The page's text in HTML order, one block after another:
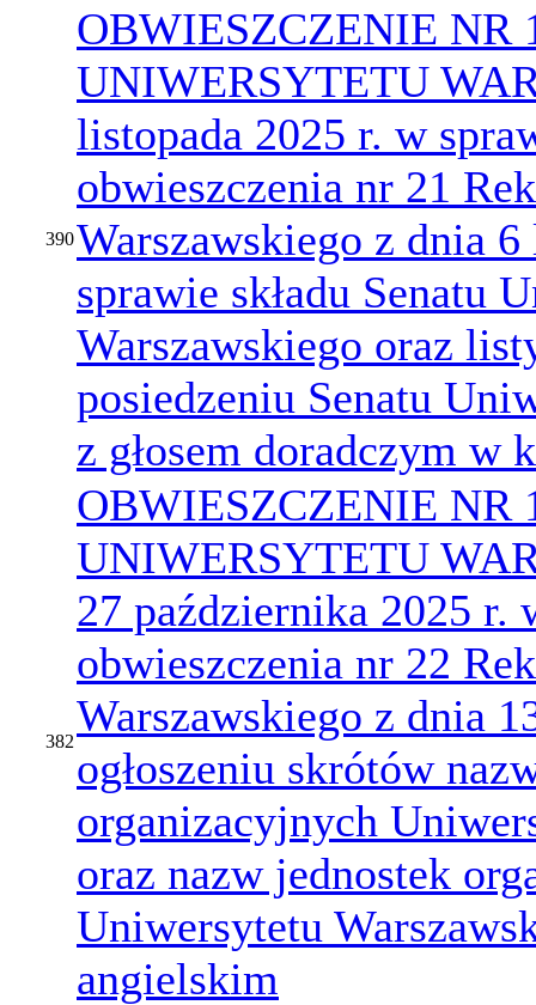
390
OBWIESZCZENIE NR
UNIWERSYTETU
listopada 2025 r. w
obwieszczenia nr 21
Warszawskiego z dnia
sprawie składu Senatu
Warszawskiego oraz
posiedzeniu Senatu
z głosem doradczym w
382
OBWIESZCZENIE NR
UNIWERSYTETU
27 października 2025 r.
obwieszczenia nr 22
Warszawskiego z dnia
ogłoszeniu skrótów
organizacyjnych
oraz nazw jednostek
Uniwersytetu
angielskim